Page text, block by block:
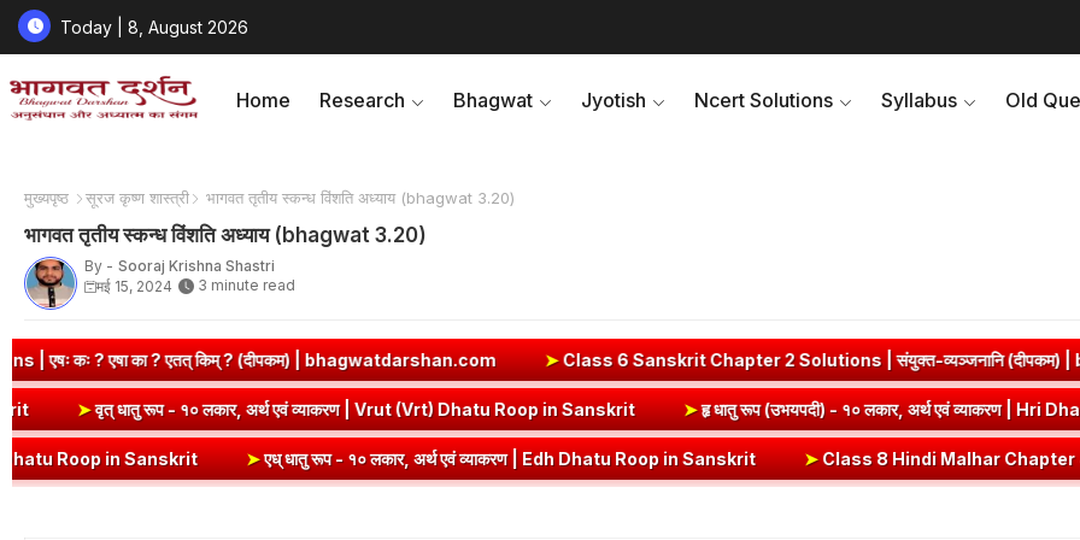
Today | 8, August 2026
Home Research Bhagwat Jyotish Ncert Solutions Syllabus Old
मुख्यपृष्ठ सूरज कृष्ण शास्त्री भागवत तृतीय स्कन्ध विंशति अध्याय (bhagwat 3.20)
भागवत तृतीय स्कन्ध विंशति अध्याय (bhagwat 3.20)
By - Sooraj Krishna Shastri
मई 15, 2024
3 minute read
एतत् किम् ? (दीपकम) | bhagwatdarshan.com ➤Class 6 Sanskrit Chapter 2 Solutions | संयुक्त-व्यञ्जनानि (दीपकम) |
Roop in Sanskrit ➤वृत् धातु रूप - १० लकार, अर्थ एवं व्याकरण | Vrut (Vrt) Dhatu Roop in Sanskrit ➤हृ धातु रूप (उभयपदी) - १० लकार,
Sanskrit ➤एध् धातु रूप - १० लकार, अर्थ एवं व्याकरण | Edh Dhatu Roop in Sanskrit ➤Class 8 Hindi Malhar Chapter 4 Haridwar | हरिद्वार